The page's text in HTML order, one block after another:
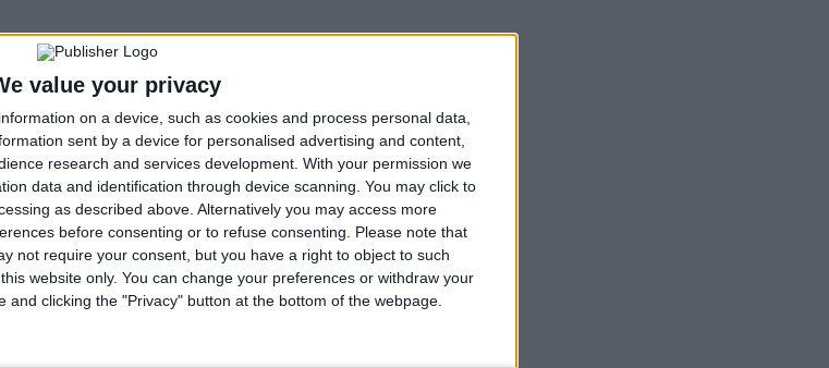
value your privacy
on a device, such as cookies and process personal data,
sent by a device for personalised advertising and content,
research and services development. With your permission we
data and identification through device scanning. You may click to
as described above. Alternatively you may access more
before consenting or to refuse consenting.
Please note that
not require your consent, but you have a right to object to such
website only. You can change your preferences or withdraw your
clicking the "Privacy" button at the bottom of the webpage.